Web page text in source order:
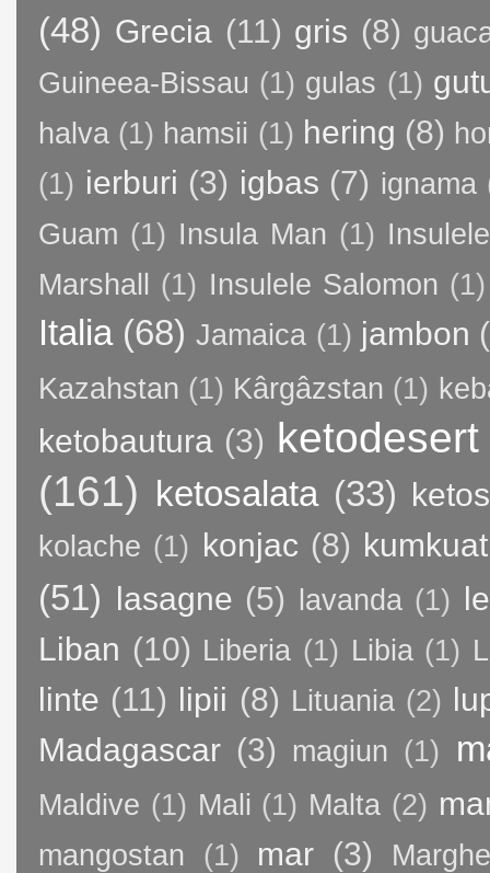
(48) Grecia (11) gris (8)
Guineea-Bissau (1) gulas (1)
halva (1) hamsii (1) hering (8)
(1) ierburi (3) igbas (7) ignama
Guam (1) Insula Man (1)
Marshall
(1) Insulele Salomon (1)
Italia (68) Jamaica (1) jambon
Kazahstan (1) Kârgâzstan (1)
ketobautura (3) ketodesert
(161) ketosalata (33)
kolache (1) konjac (8) kumkuat
(51) lasagne (5) lavanda (1)
Liban (10) Liberia (1) Libia (1)
linte (11) lipii (8) Lituania (2)
Madagascar (3) magiun (1)
Maldive (1) Mali (1) Malta (2)
mangostan (1) mar (3)